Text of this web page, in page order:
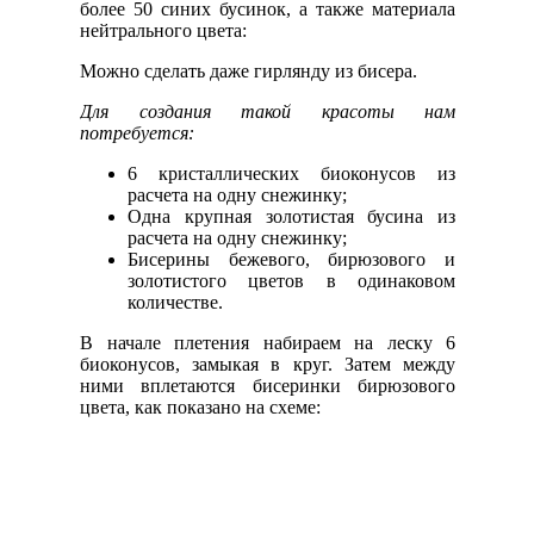
более 50 синих бусинок, а также материала
нейтрального цвета:
Можно сделать даже гирлянду из бисера.
Для создания такой красоты нам
потребуется:
6 кристаллических биоконусов из
расчета на одну снежинку;
Одна крупная золотистая бусина из
расчета на одну снежинку;
Бисерины бежевого, бирюзового и
золотистого цветов в одинаковом
количестве.
В начале плетения набираем на леску 6
биоконусов, замыкая в круг. Затем между
ними вплетаются бисеринки бирюзового
цвета, как показано на схеме: